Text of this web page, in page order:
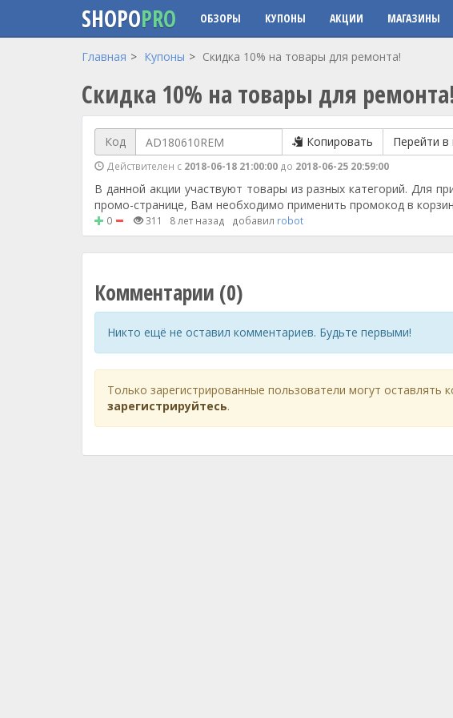
Перейти к основному содержанию
SHOPOPRO ОБЗОРЫ КУПОНЫ АКЦИИ МАГАЗИНЫ
Главная Купоны Скидка 10% на товары для ремонта!
Скидка 10% на товары для
Код Копировать Перейти в
Действителен с 2018-06-18 21:00:00 до 2018-06-25 20:59:00
В данной акции участвуют товары из разных категорий. Для
промо-странице, Вам необходимо применить промокод в
0 311 8 лет назад добавил robot
Комментарии (0)
Никто ещё не оставил комментариев. Будьте первыми!
Только зарегистрированные пользователи могут оставлять
зарегистрируйтесь.